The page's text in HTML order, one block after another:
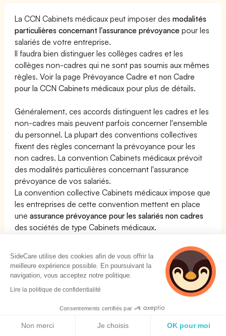
La CCN Cabinets médicaux peut imposer desmodalités
particulières concernant l'assurance prévoyance pour les
salariés de votre entreprise.
Il faudra bien distinguer les collèges cadres et les
collèges non-cadres qui ne sont pas soumis aux mêmes
règles. Voir la page Prévoyance Cadre et non Cadre
pour la CCN Cabinets médicaux pour plus de détails.
Généralement, ces accords distinguent les cadres et les
non-cadres mais peuvent parfois concerner l'ensemble
du personnel. La plupart des conventions collectives
fixent des règles concernant la prévoyance pour les
non cadres. La convention Cabinets médicaux prévoit
des modalités particulières concernant l'assurance
prévoyance de vos salariés.
La convention collective Cabinets médicaux impose que
les entreprises de cette convention mettent en place
uneassurance prévoyance pour les salariés non cadres
des sociétés de type Cabinets médicaux.
et que votre société
dépend de la convention Cabinets médicaux nous
pouvons vous aider à souscrire et à comparer les offres
existantes pour les entreprises en création ou déjà
implantées dans la CCN Cabinets médicaux
Comparer les prévoyances Cabinets médicaux
SideCare utilise des cookies afin de vous offrir la
meilleure expérience possible. En poursuivant la
navigation, vous acceptez notre politique.
Lire la politique de confidentialité
Consentements certifiés par
Non merci Je choisis OK pour moi